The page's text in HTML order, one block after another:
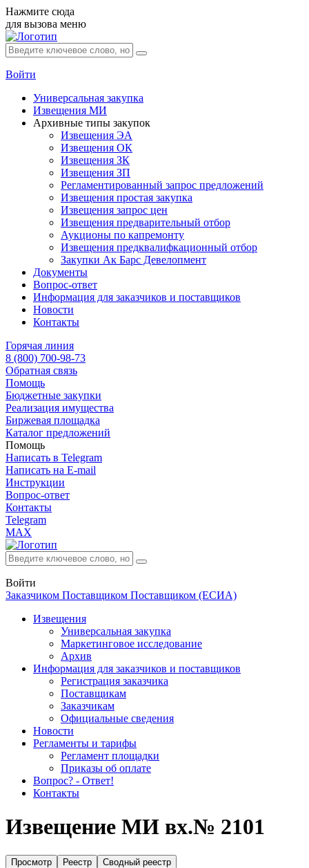
Нажмите сюда
для вызова меню
Войти
Универсальная закупка
Извещения МИ
Архивные типы закупок
Извещения ЭА
Извещения ОК
Извещения ЗК
Извещения ЗП
Регламентированный запрос предложений
Извещения простая закупка
Извещения запрос цен
Извещения предварительный отбор
Аукционы по капремонту
Извещения предквалифкационный отбор
Закупки Ак Барс Девелопмент
Документы
Вопрос-ответ
Информация для заказчиков и поставщиков
Новости
Контакты
Горячая линия
8 (800) 700-98-73
Обратная связь
Помощь
Бюджетные закупки
Реализация имущества
Биржевая площадка
Каталог предложений
Помощь
Написать в Telegram
Написать на E-mail
Инструкции
Вопрос-ответ
Контакты
Telegram
MAX
Войти
Заказчиком Поставщиком Поставщиком (ЕСИА)
Извещения
Универсальная закупка
Маркетинговое исследование
Архив
Информация для заказчиков и поставщиков
Регистрация заказчика
Поставщикам
Заказчикам
Официальные сведения
Новости
Регламенты и тарифы
Регламент площадки
Приказы об оплате
Вопрос? - Ответ!
Контакты
Извещение МИ вх.№ 2101
Просмотр Реестр Сводный реестр